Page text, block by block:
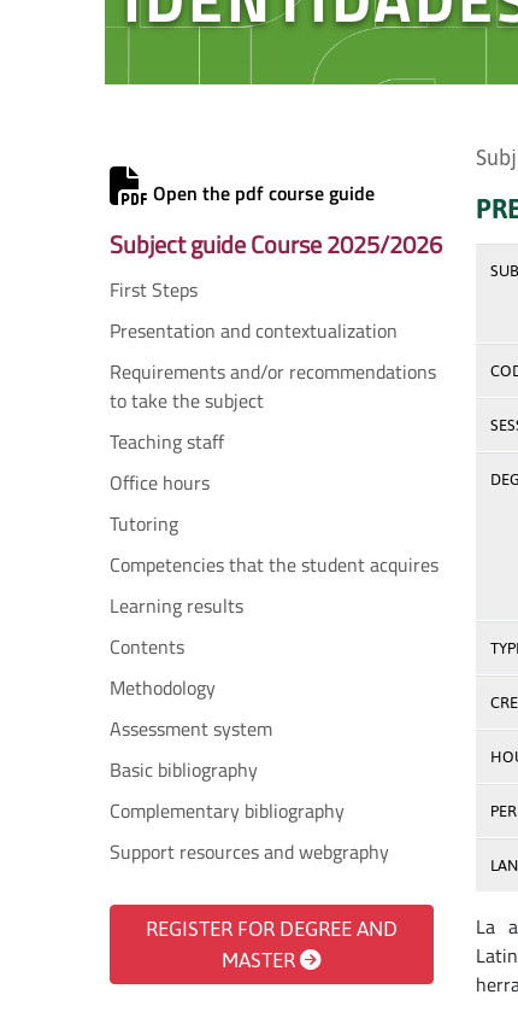
Open the pdf course guide
Subject guide Course 2025/2026
First Steps
Presentation and contextualization
Requirements and/or recommendations
to take the subject
Teaching staff
Office hours
Tutoring
Competencies that the student acquires
Learning results
Contents
Methodology
Assessment system
Basic bibliography
Complementary bibliography
Support resources and webgraphy
REGISTER FOR DEGREE AND
MASTER
La